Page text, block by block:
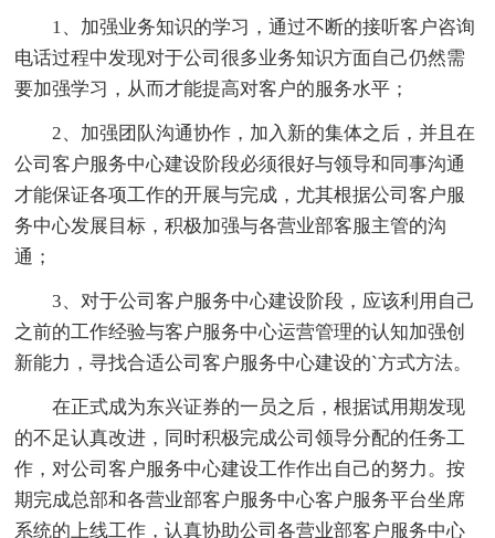
1、加强业务知识的学习，通过不断的接听客户咨询
电话过程中发现对于公司很多业务知识方面自己仍然需
要加强学习，从而才能提高对客户的服务水平；
2、加强团队沟通协作，加入新的集体之后，并且在
公司客户服务中心建设阶段必须很好与领导和同事沟通
才能保证各项工作的开展与完成，尤其根据公司客户服
务中心发展目标，积极加强与各营业部客服主管的沟
通；
3、对于公司客户服务中心建设阶段，应该利用自己
之前的工作经验与客户服务中心运营管理的认知加强创
新能力，寻找合适公司客户服务中心建设的`方式方法。
在正式成为东兴证券的一员之后，根据试用期发现
的不足认真改进，同时积极完成公司领导分配的任务工
作，对公司客户服务中心建设工作作出自己的努力。按
期完成总部和各营业部客户服务中心客户服务平台坐席
系统的上线工作，认真协助公司各营业部客户服务中心